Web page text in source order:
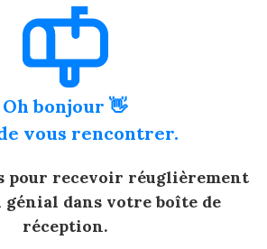
Oh bonjour 👋
vous rencontrer.
pour recevoir réuglièrement
génial dans votre boîte de
réception.